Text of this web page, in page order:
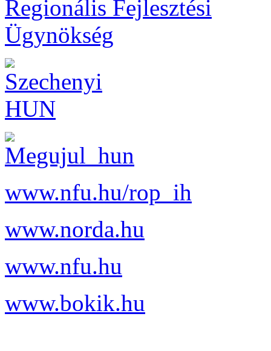
www.nfu.hu/rop_ih
www.norda.hu
www.nfu.hu
www.bokik.hu